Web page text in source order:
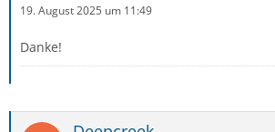
19. August 2025 um 11:49
Danke!